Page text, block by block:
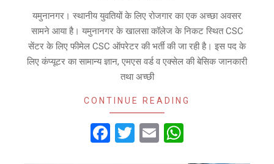
28यमुनानगर। स्थानीय युवतियों के लिए रोजगार का एक अच्छा अवसर
सामने आया है। यमुनानगर के खालसा कॉलेज के निकट स्थित CSC
सेंटर के लिए फीमेल CSC ऑपरेटर की भर्ती की जा रही है। इस पद के
लिए कंप्यूटर का सामान्य ज्ञान, एमएस वर्ड व एक्सेल की बेसिक जानकारी
तथा अच्छी
CONTINUE READING
Facebook
Twitter
Email